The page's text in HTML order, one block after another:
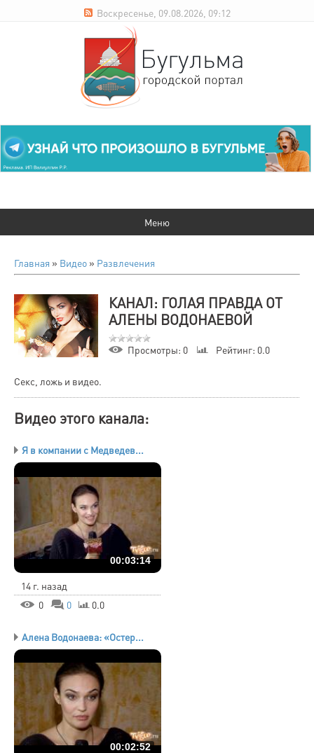
Воскресенье, 09.08.2026, 09:12
Главная » Видео » Развлечения
КАНАЛ: ГОЛАЯ ПРАВДА ОТ
АЛЕНЫ ВОДОНАЕВОЙ
Просмотры: 0 Рейтинг: 0.0
Секс, ложь и видео.
Видео этого канала:
Я в компании с Медведев...
00:03:14
14 г. назад
0
0 0.0
Алена Водонаева: «Остер...
00:02:52